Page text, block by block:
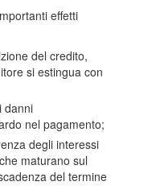
effetti
del credito,
si estingua con
danni
nel pagamento;
degli interessi
maturano sul
del termine